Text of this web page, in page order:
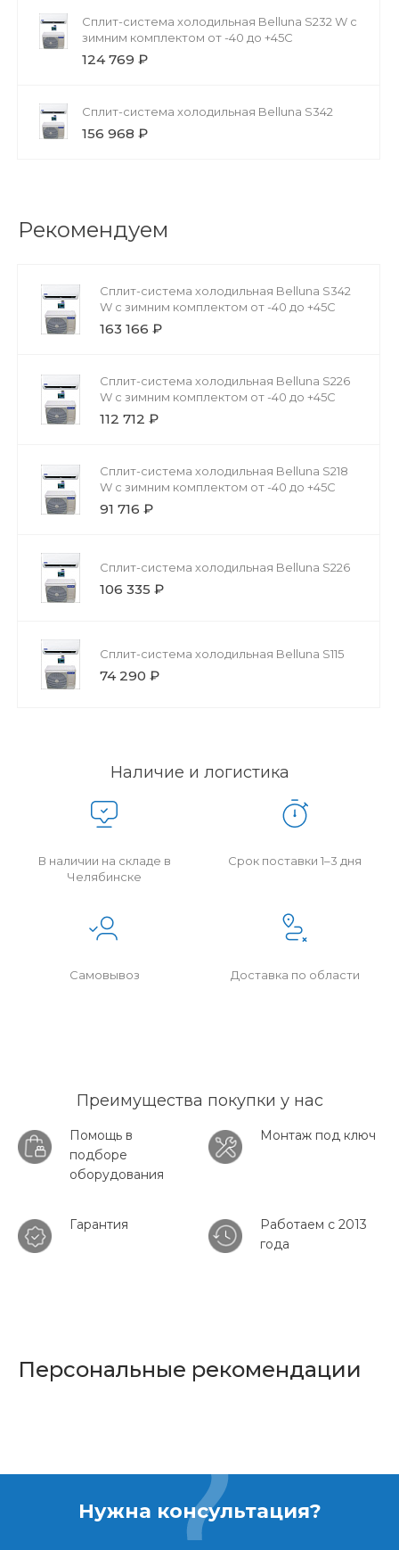
Сплит-система холодильная Belluna S232 W с
зимним комплектом от -40 до +45С
124 769 ₽
Сплит-система холодильная Belluna S342
156 968 ₽
Рекомендуем
Сплит-система холодильная Belluna S342
W с зимним комплектом от -40 до +45С
163 166 ₽
Сплит-система холодильная Belluna S226
W с зимним комплектом от -40 до +45С
112 712 ₽
Сплит-система холодильная Belluna S218
W с зимним комплектом от -40 до +45С
91 716 ₽
Сплит-система холодильная Belluna S226
106 335 ₽
Сплит-система холодильная Belluna S115
74 290 ₽
Наличие и логистика
В наличии на складе в
Челябинске
Срок поставки 1–3 дня
Самовывоз Доставка по области
Преимущества покупки у нас
Помощь в
подборе
оборудования
Монтаж под ключ
Гарантия
Работаем с 2013
года
Персональные рекомендации
Нужна консультация?